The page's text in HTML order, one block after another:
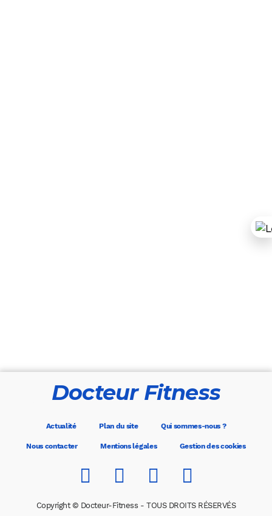
Docteur Fitness
Actualité Plan du site Qui sommes-nous ?
Nous contacter Mentions légales Gestion des cookies
Copyright © Docteur-Fitness - TOUS DROITS RÉSERVÉS